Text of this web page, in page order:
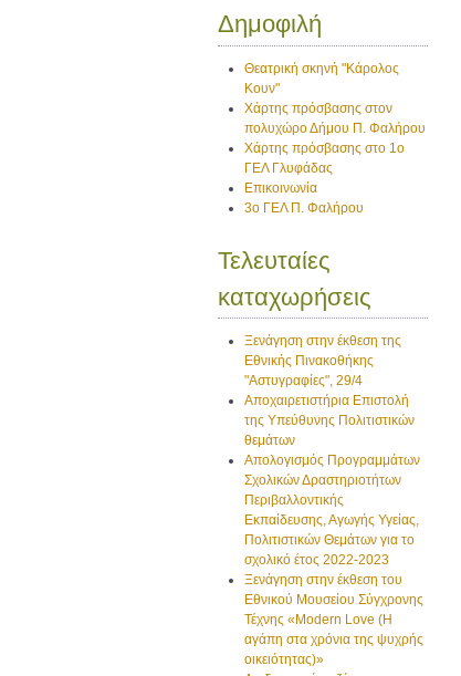
Δημοφιλή
Θεατρική σκηνή "Κάρολος
Κουν"
Χάρτης πρόσβασης στον
πολυχώρο Δήμου Π. Φαλήρου
Χάρτης πρόσβασης στο 1ο
ΓΕΛ Γλυφάδας
Επικοινωνία
3ο ΓΕΛ Π. Φαλήρου
Τελευταίες
καταχωρήσεις
Ξενάγηση στην έκθεση της
Εθνικής Πινακοθήκης
"Αστυγραφίες", 29/4
Αποχαιρετιστήρια Επιστολή
της Υπεύθυνης Πολιτιστικών
θεμάτων
Απολογισμός Προγραμμάτων
Σχολικών Δραστηριοτήτων
Περιβαλλοντικής
Εκπαίδευσης, Αγωγής Υγείας,
Πολιτιστικών Θεμάτων για το
σχολικό έτος 2022-2023
Ξενάγηση στην έκθεση του
Εθνικού Μουσείου Σύγχρονης
Τέχνης «Modern Love (H
αγάπη στα χρόνια της ψυχρής
οικειότητας)»